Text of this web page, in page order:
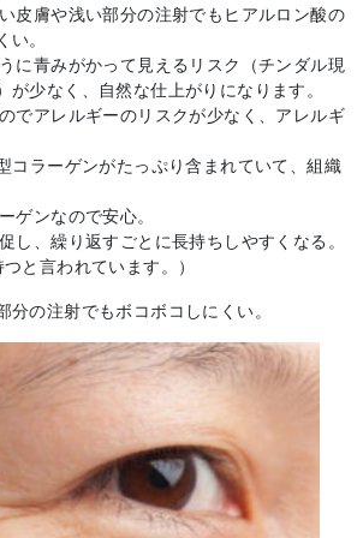
皮膚や浅い部分の注射でもヒアルロン酸の
。
に青みがかって見えるリスク（チンダル現
が少なく、自然な仕上がりになります。
でアレルギーのリスクが少なく、アレルギ
ラーゲンがたっぷり含まれていて、組織
ゲンなので安心。
し、繰り返すごとに長持ちしやすくなる。
と言われています。）
分の注射でもボコボコしにくい。